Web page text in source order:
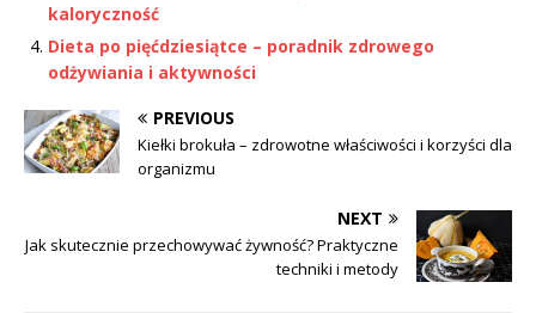
kaloryczność
Dieta po pięćdziesiątce – poradnik zdrowego
odżywiania i aktywności
PREVIOUS
Kiełki brokuła – zdrowotne właściwości i korzyści dla
organizmu
NEXT
Jak skutecznie przechowywać żywność? Praktyczne
techniki i metody